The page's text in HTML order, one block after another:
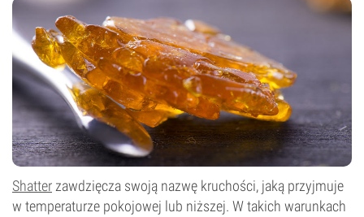
Shatter zawdzięcza swoją nazwę kruchości, jaką przyjmuje
w temperaturze pokojowej lub niższej. W takich warunkach